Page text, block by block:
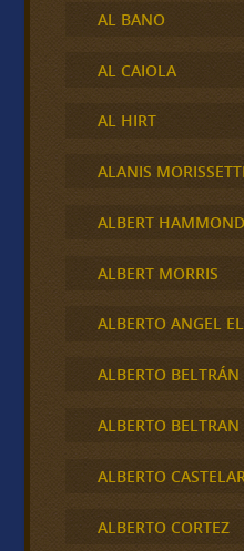
AL BANO
AL CAIOLA
AL HIRT
ALANIS
ALBERT HAMMOND
ALBERT MORRIS
ALBERTO ANGEL
ALBERTO BELTRÁN
ALBERTO BELTRAN
ALBERTO
ALBERTO CORTEZ